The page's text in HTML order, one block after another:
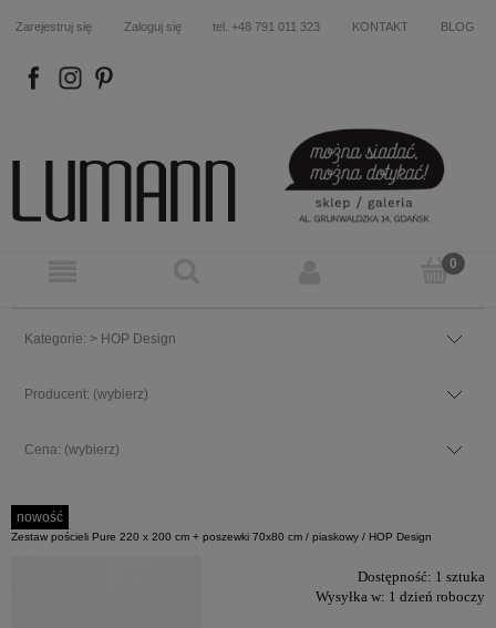
Zarejestruj się Zaloguj się tel. +48 791 011 323 KONTAKT BLOG
FB IN P
Kategorie: > HOP Design
Producent: (wybierz)
Cena: (wybierz)
Zestaw pościeli Pure 220 x 200 cm + poszewki 70x80 cm / piaskowy / HOP Design
Dostępność: 1 sztuka
Wysyłka w: 1 dzień roboczy
nowość